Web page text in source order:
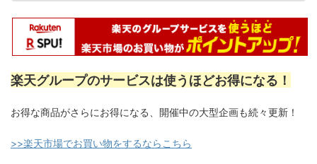
楽天グループのサービスは使うほどお得になる！
お得な商品がさらにお得になる、開催中の大型企画も続々更新！
>>楽天市場でお買い物をするならこちら